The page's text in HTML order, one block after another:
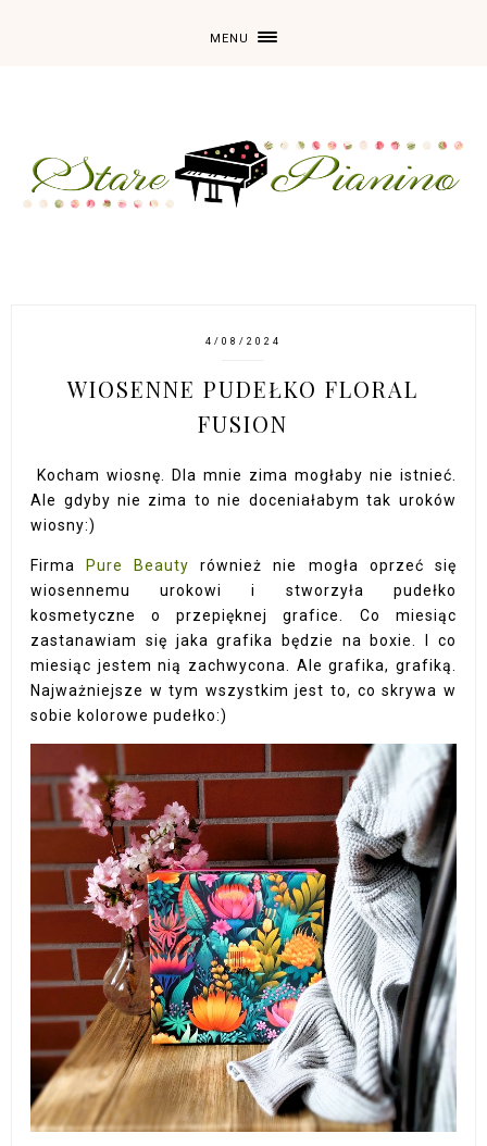
MENU
4/08/2024
WIOSENNE PUDEŁKO FLORAL
FUSION
Kocham wiosnę. Dla mnie zima mogłaby nie istnieć.
Ale gdyby nie zima to nie doceniałabym tak uroków
wiosny:)
Firma Pure Beauty również nie mogła oprzeć się
wiosennemu urokowi i stworzyła pudełko
kosmetyczne o przepięknej grafice. Co miesiąc
zastanawiam się jaka grafika będzie na boxie. I co
miesiąc jestem nią zachwycona. Ale grafika, grafiką.
Najważniejsze w tym wszystkim jest to, co skrywa w
sobie kolorowe pudełko:)